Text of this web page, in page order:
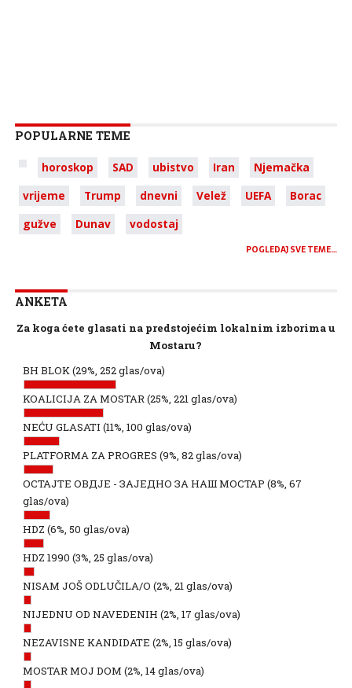
POPULARNE TEME
horoskop SAD ubistvo Iran
Njemačka
vrijeme
Trump dnevni Velež UEFA
Borac
gužve
Dunav vodostaj
POGLEDAJ SVE TEME…
ANKETA
Za koga ćete glasati na predstojećim lokalnim izborima u
Mostaru?
BH BLOK(29%, 252 glas/ova)
KOALICIJA ZA MOSTAR(25%, 221 glas/ova)
NEĆU GLASATI (11%, 100 glas/ova)
PLATFORMA ZA PROGRES (9%, 82 glas/ova)
ОСТАЈТЕ ОВДЈЕ - ЗАЈЕДНО ЗА НАШ МОСТАР (8%, 67
glas/ova)
HDZ (6%, 50 glas/ova)
HDZ 1990 (3%, 25 glas/ova)
NISAM JOŠ ODLUČILA/O (2%, 21 glas/ova)
NIJEDNU OD NAVEDENIH (2%, 17 glas/ova)
NEZAVISNE KANDIDATE (2%, 15 glas/ova)
MOSTAR MOJ DOM (2%, 14 glas/ova)